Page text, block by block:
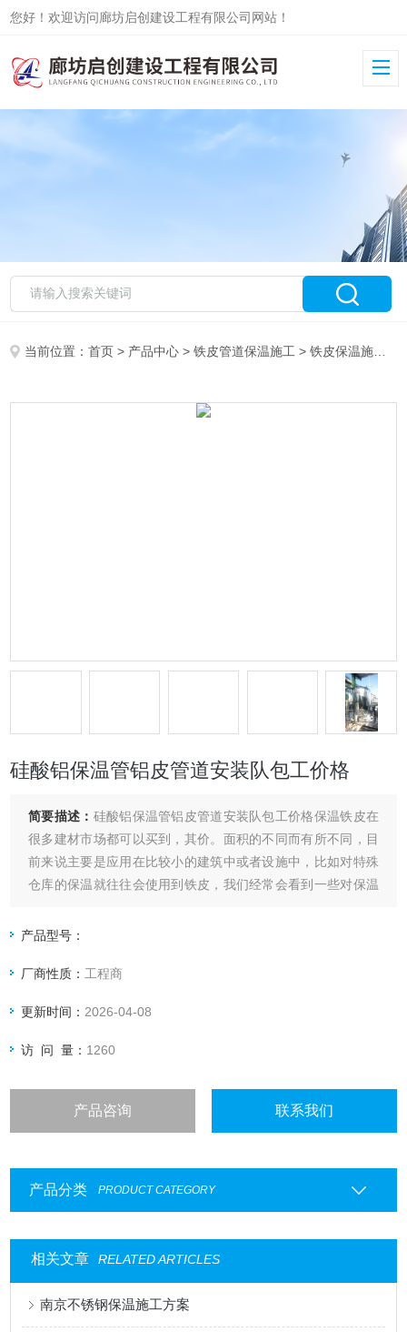
您好！欢迎访问廊坊启创建设工程有限公司网站！
当前位置：首页 > 产品中心 >铁皮管道保温施工 >铁皮保温施工队
硅酸铝保温管铝皮管道安装队包工价格
简要描述： 硅酸铝保温管铝皮管道安装队包工价格保温铁皮在
很多建材市场都可以买到，其价。面积的不同而有所不同，目
前来说主要是应用在比较小的建筑中或者设施中，比如对特殊
仓库的保温就往往会使用到铁皮，我们经常会看到一些对保温
产品型号：
厂商性质： 工程商
更新时间： 2026-04-08
访 问 量： 1260
产品咨询 联系我们
产品分类 PRODUCT CATEGORY
相关文章 RELATED ARTICLES
南京不锈钢保温施工方案